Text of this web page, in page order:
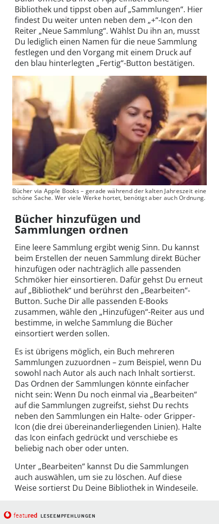
Bibliothek und tippst oben auf „Sammlungen“. Hier
findest Du weiter unten neben dem „+“-Icon den
Reiter „Neue Sammlung“. Wählst Du ihn an, musst
Du lediglich einen Namen für die neue Sammlung
festlegen und den Vorgang mit einem Druck auf
den blau hinterlegten „Fertig“-Button bestätigen.
Bücher via Apple Books – gerade während der kalten Jahreszeit eine
schöne Sache. Wer viele Werke hortet, benötigt aber auch Ordnung.
Bücher hinzufügen und
Sammlungen ordnen
Eine leere Sammlung ergibt wenig Sinn. Du kannst
beim Erstellen der neuen Sammlung direkt Bücher
hinzufügen oder nachträglich alle passenden
Schmöker hier einsortieren. Dafür gehst Du erneut
auf „Bibliothek“ und berührst den „Bearbeiten“-
Button. Suche Dir alle passenden E-Books
zusammen, wähle den „Hinzufügen“-Reiter aus und
bestimme, in welche Sammlung die Bücher
einsortiert werden sollen.
Es ist übrigens möglich, ein Buch mehreren
Sammlungen zuzuordnen – zum Beispiel, wenn Du
sowohl nach Autor als auch nach Inhalt sortierst.
Das Ordnen der Sammlungen könnte einfacher
nicht sein: Wenn Du noch einmal via „Bearbeiten“
auf die Sammlungen zugreifst, siehst Du rechts
neben den Sammlungen ein Halte- oder Gripper-
Icon (die drei übereinanderliegenden Linien). Halte
das Icon einfach gedrückt und verschiebe es
beliebig nach ober oder unten.
Unter „Bearbeiten“ kannst Du die Sammlungen
auch auswählen, um sie zu löschen. Auf diese
Weise sortierst Du Deine Bibliothek in Windeseile.
featured LESEEMPFEHLUNGEN